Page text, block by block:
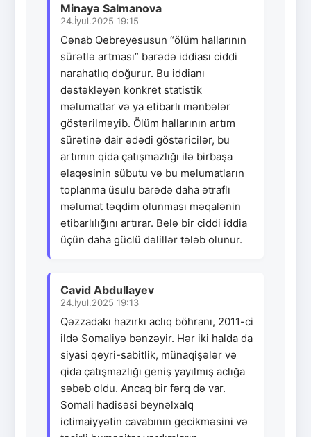
Minayə Salmanova
24.İyul.2025 19:15
Cənab Qebreyesusun “ölüm hallarının
sürətlə artması” barədə iddiası ciddi
narahatlıq doğurur. Bu iddianı
dəstəkləyən konkret statistik
məlumatlar və ya etibarlı mənbələr
göstərilməyib. Ölüm hallarının artım
sürətinə dair ədədi göstəricilər, bu
artımın qida çatışmazlığı ilə birbaşa
əlaqəsinin sübutu və bu məlumatların
toplanma üsulu barədə daha ətraflı
məlumat təqdim olunması məqalənin
etibarlılığını artırar. Belə bir ciddi iddia
üçün daha güclü dəlillər tələb olunur.
Cavid Abdullayev
24.İyul.2025 19:13
Qəzzadakı hazırkı aclıq böhranı, 2011-ci
ildə Somaliyə bənzəyir. Hər iki halda da
siyasi qeyri-sabitlik, münaqişələr və
qida çatışmazlığı geniş yayılmış aclığa
səbəb oldu. Ancaq bir fərq də var.
Somali hadisəsi beynəlxalq
ictimaiyyətin cavabının gecikməsini və